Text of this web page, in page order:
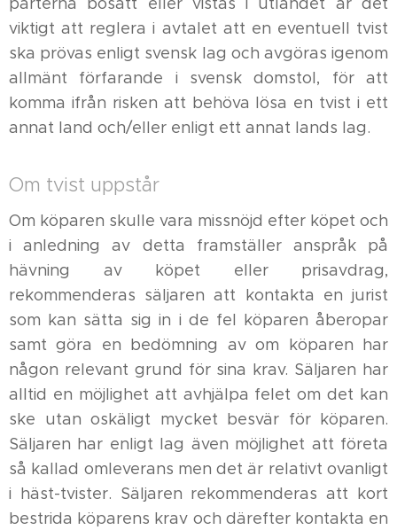
viktigt att reglera i avtalet att en eventuell tvist
ska prövas enligt svensk lag och avgöras igenom
allmänt förfarande i svensk domstol, för att
komma ifrån risken att behöva lösa en tvist i ett
annat land och/eller enligt ett annat lands lag.
Om tvist uppstår
Om köparen skulle vara missnöjd efter köpet och
i anledning av detta framställer anspråk på
hävning av köpet eller prisavdrag,
rekommenderas säljaren att kontakta en jurist
som kan sätta sig in i de fel köparen åberopar
samt göra en bedömning av om köparen har
någon relevant grund för sina krav. Säljaren har
alltid en möjlighet att avhjälpa felet om det kan
ske utan oskäligt mycket besvär för köparen.
Säljaren har enligt lag även möjlighet att företa
så kallad omleverans men det är relativt ovanligt
i häst-tvister. Säljaren rekommenderas att kort
bestrida köparens krav och därefter kontakta en